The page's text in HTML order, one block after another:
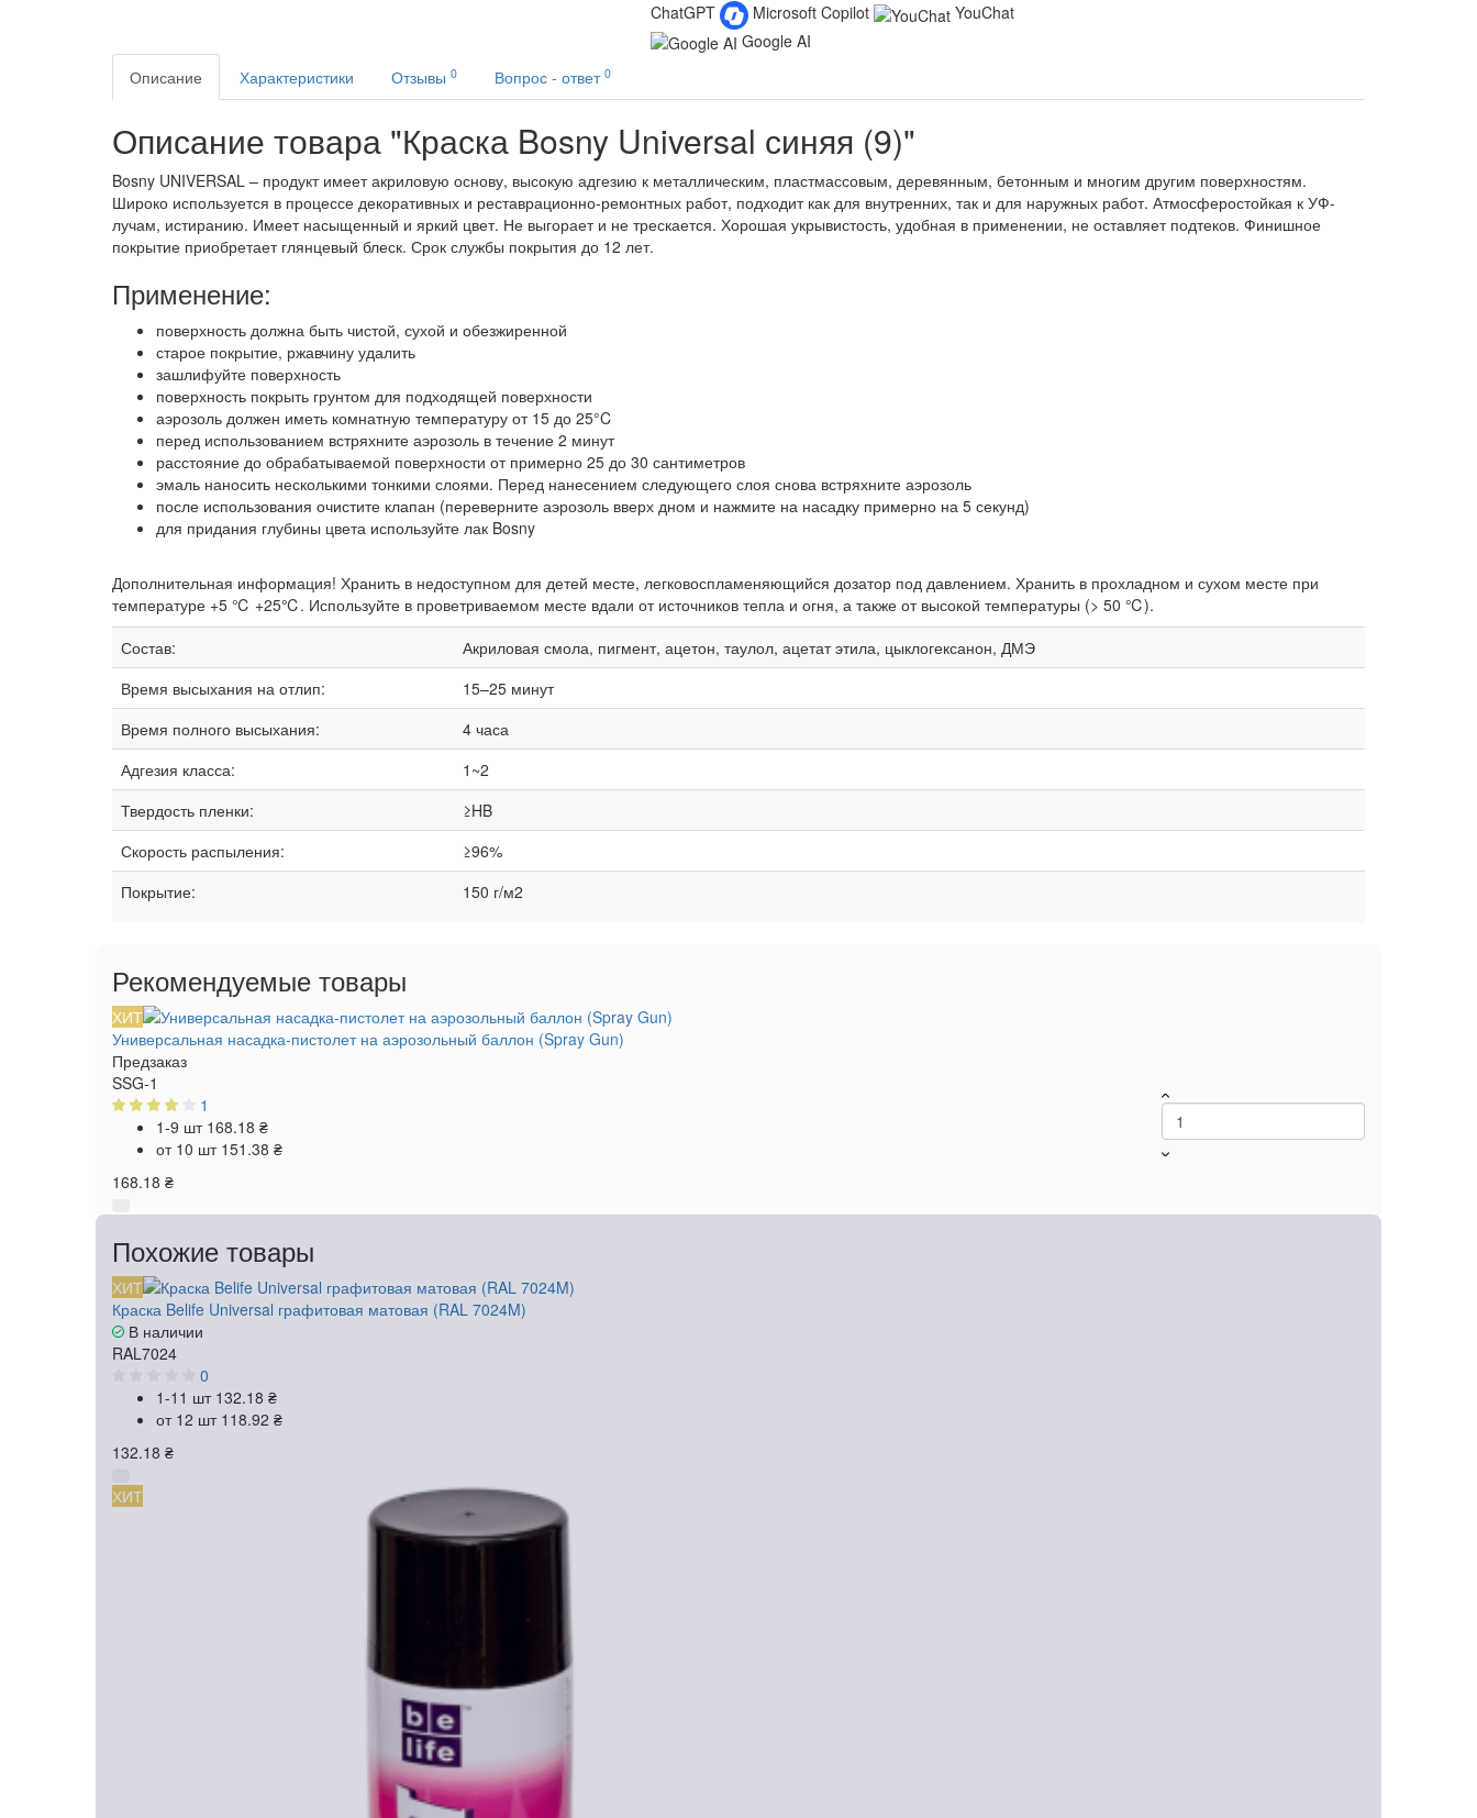
ChatGPT
Microsoft Copilot
YouChat
Google AI
Описание Характеристики Отзывы 0 Вопрос - ответ 0
Описание товара "Краска Bosny Universal синяя (9)"
Bosny UNIVERSAL – продукт имеет акриловую основу, высокую адгезию к металлическим, пластмассовым, деревянным, бетонным и многим другим поверхностям.
Широко используется в процессе декоративных и реставрационно-ремонтных работ, подходит как для внутренних, так и для наружных работ. Атмосферостойкая к УФ-
лучам, истиранию. Имеет насыщенный и яркий цвет. Не выгорает и не трескается. Хорошая укрывистость, удобная в применении, не оставляет подтеков. Финишное
покрытие приобретает глянцевый блеск. Срок службы покрытия до 12 лет.
Применение:
поверхность должна быть чистой, сухой и обезжиренной
старое покрытие, ржавчину удалить
зашлифуйте поверхность
поверхность покрыть грунтом для подходящей поверхности
аэрозоль должен иметь комнатную температуру от 15 до 25°C
перед использованием встряхните аэрозоль в течение 2 минут
расстояние до обрабатываемой поверхности от примерно 25 до 30 сантиметров
эмаль наносить несколькими тонкими слоями. Перед нанесением следующего слоя снова встряхните аэрозоль
после использования очистите клапан (переверните аэрозоль вверх дном и нажмите на насадку примерно на 5 секунд)
для придания глубины цвета используйте лак Bosny
Дополнительная информация! Хранить в недоступном для детей месте, легковоспламеняющийся дозатор под давлением. Хранить в прохладном и сухом месте при
температуре +5 ℃ +25℃. Используйте в проветриваемом месте вдали от источников тепла и огня, а также от высокой температуры (> 50 ℃).
Состав:
Акриловая смола, пигмент, ацетон, таулол, ацетат этила, цыклогексанон, ДМЭ
Время высыхания на отлип:
15–25 минут
Время полного высыхания:
4 часа
Адгезия класса:
1~2
Твердость пленки:
≥HB
Скорость распыления:
≥96%
Покрытие:
150 г/м2
Рекомендуемые товары
ХИТ
Универсальная насадка-пистолет на аэрозольный баллон (Spray Gun)
Предзаказ
SSG-1
1
1-9 шт 168.18 ₴
от 10 шт 151.38 ₴
168.18 ₴
Похожие товары
ХИТ
Краска Belife Universal графитовая матовая (RAL 7024M)
В наличии
RAL7024
0
1-11 шт 132.18 ₴
от 12 шт 118.92 ₴
132.18 ₴
ХИТ